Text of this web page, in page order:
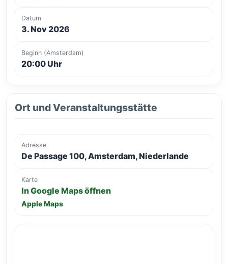
Datum
3. Nov 2026
Beginn (Amsterdam)
20:00 Uhr
Ort und Veranstaltungsstätte
Adresse
De Passage 100, Amsterdam, Niederlande
Karte
In Google Maps öffnen
Apple Maps